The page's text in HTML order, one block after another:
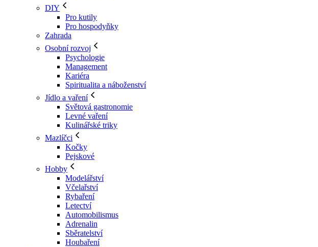
DIY
Pro kutily
Pro hospodyňky
Zahrada
Osobní rozvoj
Psychologie
Management
Kariéra
Spiritualita a náboženství
Jídlo a vaření
Světová gastronomie
Levné vaření
Kulinářské triky
Mazlíčci
Kočky
Pejskové
Hobby
Modelářství
Včelařství
Rybaření
Letectví
Automobilismus
Adrenalin
Sběratelství
Houbaření